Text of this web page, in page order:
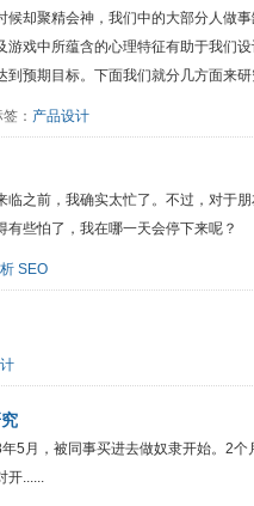
却聚精会神，我们中的大部分人做
戏中所蕴含的心理特征有助于我们
预期目标。下面我们就分几方面来
： 产品设计
之前，我确实太忙了。不过，对于
些怕了，我在哪一天会停下来呢？
SEO
5月，被同事买进去做奴隶开始。2个
开......